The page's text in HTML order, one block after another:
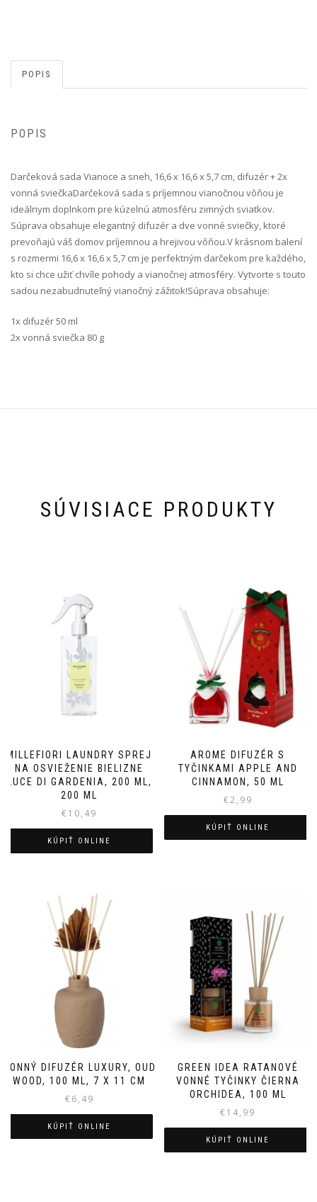
POPIS
POPIS
Darčeková sada Vianoce a sneh, 16,6 x 16,6 x 5,7 cm, difuzér + 2x
vonná sviečka Darčeková sada s príjemnou vianočnou vôňou je
ideálnym doplnkom pre kúzelnú atmosféru zimných sviatkov.
Súprava obsahuje elegantný difuzér a dve vonné sviečky, ktoré
prevoňajú váš domov príjemnou a hrejivou vôňou.V krásnom balení
s rozmermi 16,6 x 16,6 x 5,7 cm je perfektným darčekom pre každého,
kto si chce užiť chvíle pohody a vianočnej atmosféry. Vytvorte s touto
sadou nezabudnuteľný vianočný zážitok!Súprava obsahuje:
1x difuzér 50 ml
2x vonná sviečka 80 g
SÚVISIACE PRODUKTY
MILLEFIORI LAUNDRY SPREJ
NA OSVIEŽENIE BIELIZNE
LUCE DI GARDENIA, 200 ML,
200 ML
€10,49
KÚPIŤ ONLINE
AROME DIFUZÉR S
TYČINKAMI APPLE AND
CINNAMON, 50 ML
€2,99
KÚPIŤ ONLINE
VONNÝ DIFUZÉR LUXURY, OUD
WOOD, 100 ML, 7 X 11 CM
€6,49
KÚPIŤ ONLINE
GREEN IDEA RATANOVÉ
VONNÉ TYČINKY ČIERNA
ORCHIDEA, 100 ML
€14,99
KÚPIŤ ONLINE